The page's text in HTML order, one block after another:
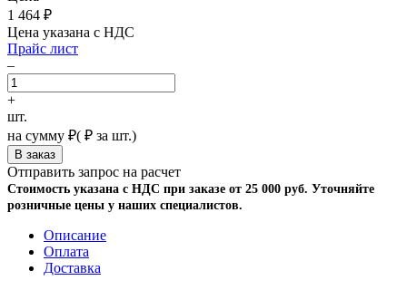
1 464 ₽
Цена указана с НДС
Прайс лист
–
+
шт.
на сумму ₽( ₽ за шт.)
Отправить запрос на расчет
Стоимость указана с НДС при заказе от 25 000 руб. Уточняйте
розничные цены у наших специалистов.
Описание
Оплата
Доставка